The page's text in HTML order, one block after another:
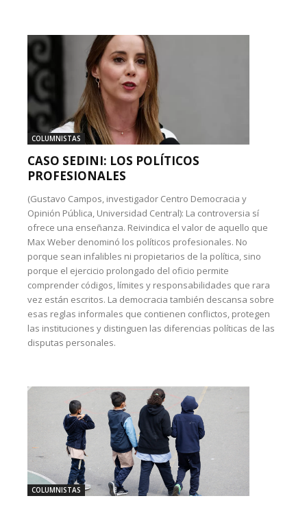
COLUMNISTAS
CASO SEDINI: LOS POLÍTICOS
PROFESIONALES
(Gustavo Campos, investigador Centro Democracia y
Opinión Pública, Universidad Central): La controversia sí
ofrece una enseñanza. Reivindica el valor de aquello que
Max Weber denominó los políticos profesionales. No
porque sean infalibles ni propietarios de la política, sino
porque el ejercicio prolongado del oficio permite
comprender códigos, límites y responsabilidades que rara
vez están escritos. La democracia también descansa sobre
esas reglas informales que contienen conflictos, protegen
las instituciones y distinguen las diferencias políticas de las
disputas personales.
COLUMNISTAS